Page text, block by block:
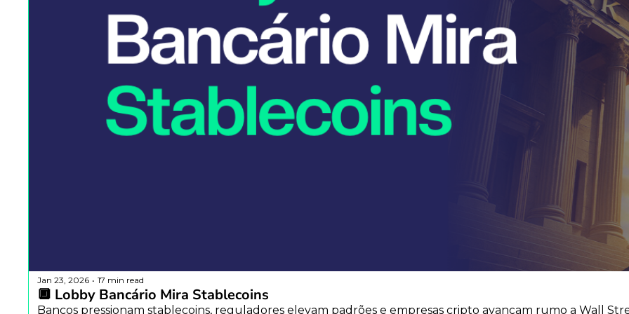
Jan 23, 2026 • 17 min read
🔲 Lobby Bancário Mira Stablecoins
Bancos pressionam stablecoins, reguladores elevam padrões e empresas cripto avançam rumo a Wall